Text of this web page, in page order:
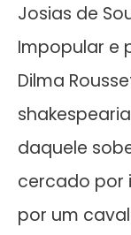
Josias de
Impopular e
Dilma
daquele
cercado por
por um